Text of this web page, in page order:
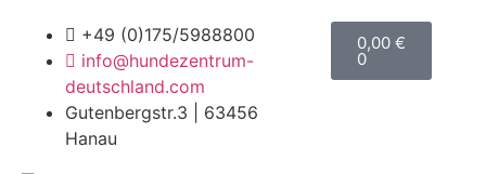
+49 (0)175/5988800
info@hundezentrum-
deutschland.com
Gutenbergstr.3 | 63456
Hanau
0,00 €
0